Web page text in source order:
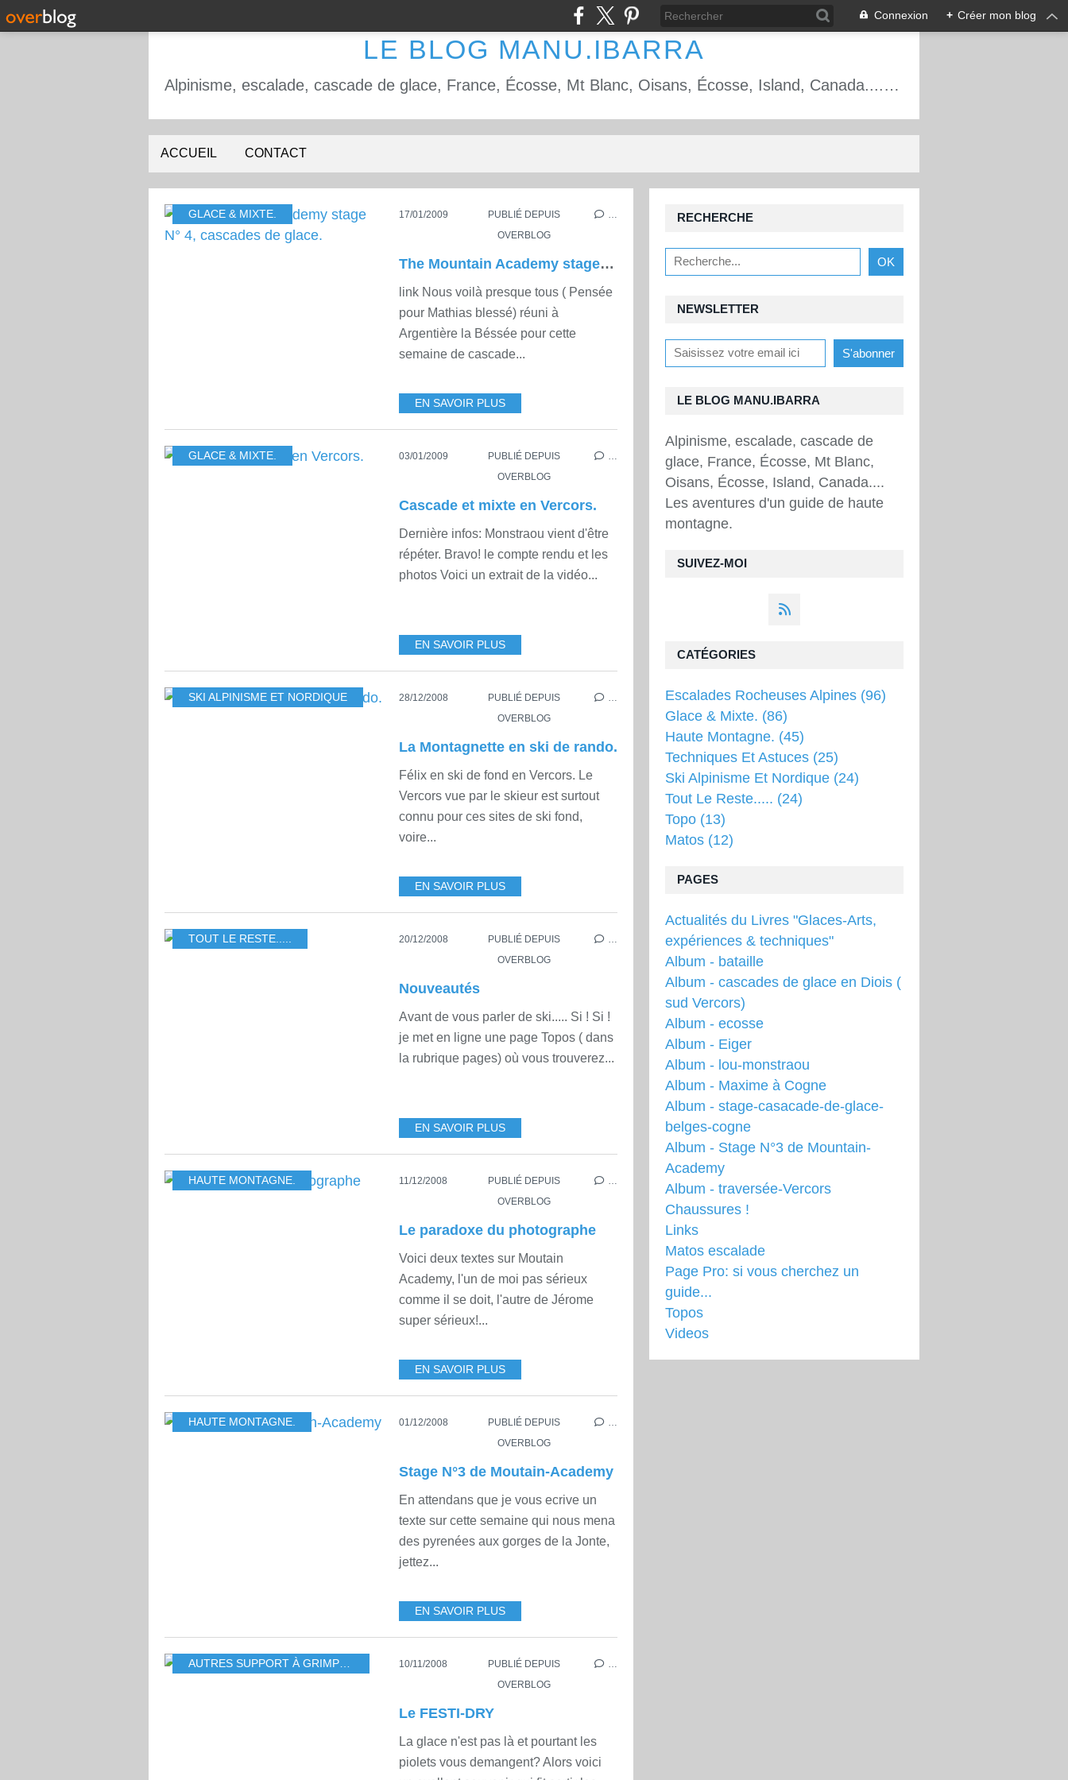
Connexion + Créer mon blog
LE BLOG MANU.IBARRA
Alpinisme, escalade, cascade de glace, France, Écosse, Mt Blanc, Oisans, Écosse, Island, Canada.... Les aventures d'un guide de haute montagne.
ACCUEIL CONTACT
GLACE & MIXTE. 17/01/2009
PUBLIÉ DEPUIS
OVERBLOG
…
The Mountain Academy stage N° 4, cascades de glace.
link Nous voilà presque tous ( Pensée
pour Mathias blessé) réuni à
Argentière la Béssée pour cette
semaine de cascade...
EN SAVOIR PLUS
GLACE & MIXTE. 03/01/2009
PUBLIÉ DEPUIS
OVERBLOG
…
Cascade et mixte en Vercors.
Dernière infos: Monstraou vient d'être
répéter. Bravo! le compte rendu et les
photos Voici un extrait de la vidéo...
EN SAVOIR PLUS
SKI ALPINISME ET NORDIQUE 28/12/2008
PUBLIÉ DEPUIS
OVERBLOG
…
La Montagnette en ski de rando.
Félix en ski de fond en Vercors. Le
Vercors vue par le skieur est surtout
connu pour ces sites de ski fond,
voire...
EN SAVOIR PLUS
TOUT LE RESTE..... 20/12/2008
PUBLIÉ DEPUIS
OVERBLOG
…
Nouveautés
Avant de vous parler de ski..... Si ! Si !
je met en ligne une page Topos ( dans
la rubrique pages) où vous trouverez...
EN SAVOIR PLUS
HAUTE MONTAGNE. 11/12/2008
PUBLIÉ DEPUIS
OVERBLOG
…
Le paradoxe du photographe
Voici deux textes sur Moutain
Academy, l'un de moi pas sérieux
comme il se doit, l'autre de Jérome
super sérieux!...
EN SAVOIR PLUS
HAUTE MONTAGNE. 01/12/2008
PUBLIÉ DEPUIS
OVERBLOG
…
Stage N°3 de Moutain-Academy
En attendans que je vous ecrive un
texte sur cette semaine qui nous mena
des pyrenées aux gorges de la Jonte,
jettez...
EN SAVOIR PLUS
AUTRES SUPPORT À GRIMPER. 10/11/2008
PUBLIÉ DEPUIS
OVERBLOG
…
Le FESTI-DRY
La glace n'est pas là et pourtant les
piolets vous demangent? Alors voici
NEWSLETTER
SUIVEZ-MOI
RECHERCHE
LE BLOG MANU.IBARRA
Alpinisme, escalade, cascade de
glace, France, Écosse, Mt Blanc,
Oisans, Écosse, Island, Canada....
Les aventures d'un guide de haute
montagne.
PAGES
Actualités du Livres "Glaces-Arts,
expériences & techniques"
Album - bataille
Album - cascades de glace en Diois (
sud Vercors)
Album - ecosse
Album - Eiger
Album - lou-monstraou
Album - Maxime à Cogne
Album - stage-casacade-de-glace-
belges-cogne
Album - Stage N°3 de Mountain-
Academy
Album - traversée-Vercors
Chaussures !
Links
Matos escalade
Page Pro: si vous cherchez un
guide...
Topos
Videos
CATÉGORIES
Escalades Rocheuses Alpines (96)
Glace & Mixte. (86)
Haute Montagne. (45)
Techniques Et Astuces (25)
Ski Alpinisme Et Nordique (24)
Tout Le Reste..... (24)
Topo (13)
Matos (12)